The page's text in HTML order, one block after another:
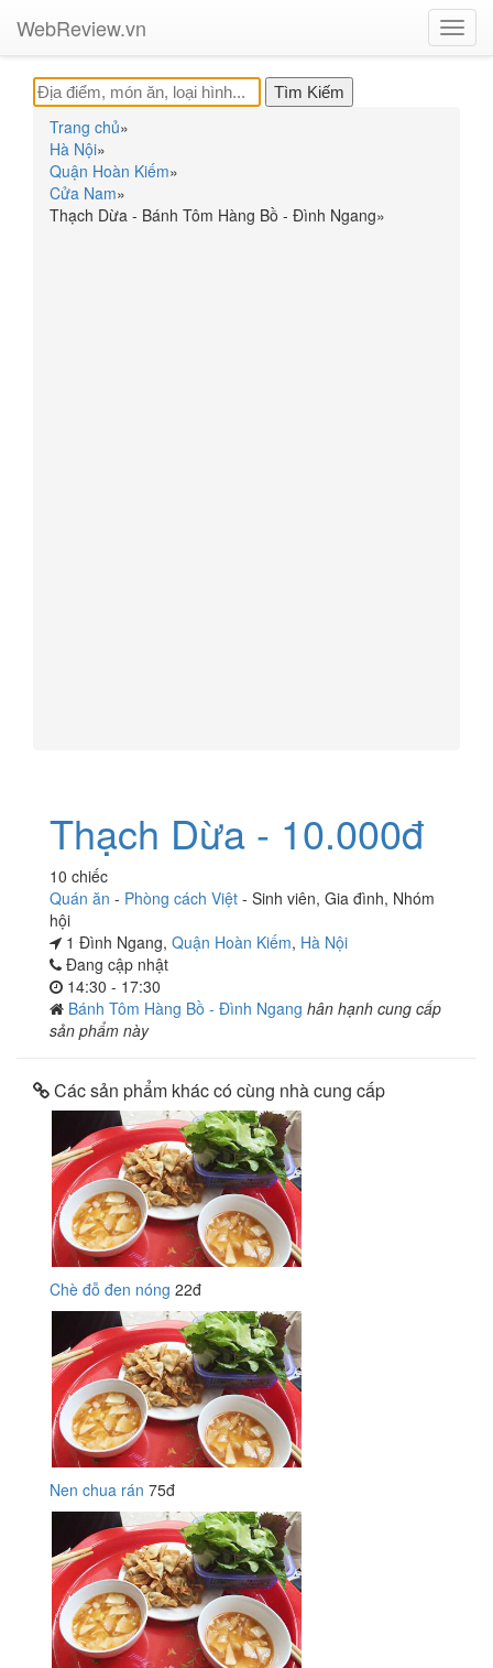
WebReview.vn
Trang chủ»
Hà Nội»
Quận Hoàn Kiếm»
Cửa Nam»
Thạch Dừa - Bánh Tôm Hàng Bồ - Đình Ngang»
Thạch Dừa - 10.000đ
10 chiếc
Quán ăn - Phòng cách Việt - Sinh viên, Gia đình, Nhóm
hội
1 Đình Ngang, Quận Hoàn Kiếm, Hà Nội
Đang cập nhật
14:30 - 17:30
Bánh Tôm Hàng Bồ - Đình Ngang hân hạnh cung cấp
sản phẩm này
Các sản phẩm khác có cùng nhà cung cấp
Chè đỗ đen nóng 22đ
Nen chua rán 75đ